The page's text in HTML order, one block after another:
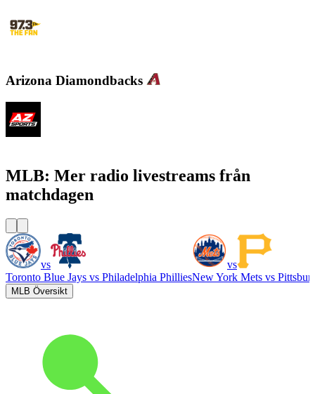
Arizona Diamondbacks
MLB: Mer radio livestreams från
matchdagen
vs
Toronto Blue Jays vs Philadelphia Phillies
vs
New York Mets vs
MLB Översikt